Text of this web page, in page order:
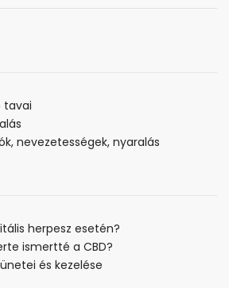
tavai
nevezetességek, nyaralás
herpesz esetén?
ismertté a CBD?
és kezelése